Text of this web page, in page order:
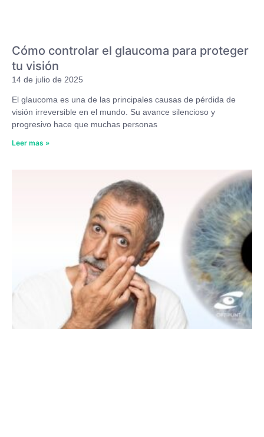
Cómo controlar el glaucoma para proteger
tu visión
14 de julio de 2025
El glaucoma es una de las principales causas de pérdida de
visión irreversible en el mundo. Su avance silencioso y
progresivo hace que muchas personas
Leer mas »